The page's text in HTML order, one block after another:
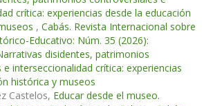
crítica: experiencias desde la educación
, Cabás. Revista Internacional sobre
Educativo: Núm. 35 (2026):
disidentes, patrimonios
interseccionalidad crítica: experiencias
histórica y museos
Castelos, Educar desde el museo.